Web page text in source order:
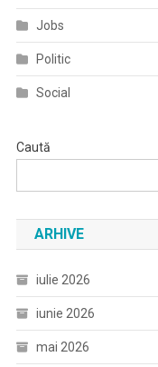
Jobs
Politic
Social
Caută
ARHIVE
iulie 2026
iunie 2026
mai 2026